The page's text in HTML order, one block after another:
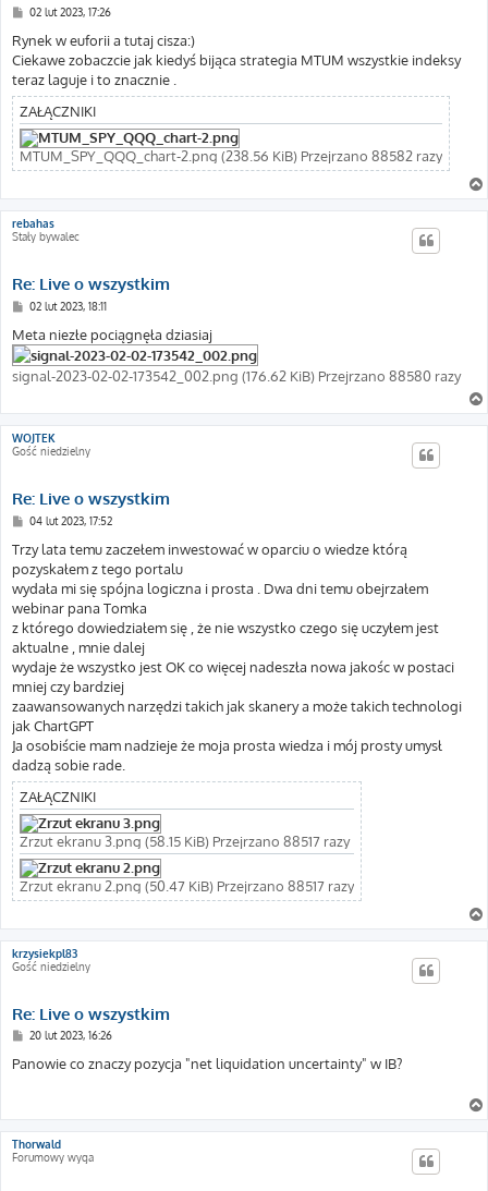
P
s
t
02 lut 2023, 17:26
Rynek w euforii a tutaj cisza:)
Ciekawe zobaczcie jak kiedyś bijąca strategia MTUM wszystkie indeksy
teraz laguje i to znacznie .
ZAŁĄCZNIKI
MTUM_SPY_QQQ_chart-2.png (238.56 KiB) Przejrzano 88582 razy
rebahas
Stały bywalec
Re: Live o wszystkim
P
s
t
02 lut 2023, 18:11
Meta niezłe pociągnęła dziasiaj
signal-2023-02-02-173542_002.png (176.62 KiB) Przejrzano 88580 razy
WOJTEK
Gość niedzielny
Re: Live o wszystkim
P
s
t
04 lut 2023, 17:52
Trzy lata temu zaczełem inwestować w oparciu o wiedze którą
pozyskałem z tego portalu
wydała mi się spójna logiczna i prosta . Dwa dni temu obejrzałem
webinar pana Tomka
z którego dowiedziałem się , że nie wszystko czego się uczyłem jest
aktualne , mnie dalej
wydaje że wszystko jest OK co więcej nadeszła nowa jakośc w postaci
mniej czy bardziej
zaawansowanych narzędzi takich jak skanery a może takich technologi
jak ChartGPT
Ja osobiście mam nadzieje że moja prosta wiedza i mój prosty umysł
dadzą sobie rade.
ZAŁĄCZNIKI
Zrzut ekranu 3.png (58.15 KiB) Przejrzano 88517 razy
Zrzut ekranu 2.png (50.47 KiB) Przejrzano 88517 razy
krzysiekpl83
Gość niedzielny
Re: Live o wszystkim
P
s
20 lut 2023, 16:26
Panowie co znaczy pozycja "net liquidation uncertainty" w IB?
Thorwald
Forumowy wyga